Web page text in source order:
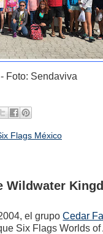
Foto: Sendaviva
Flags México
Wildwater
el grupoCedar
Six Flags Worlds of